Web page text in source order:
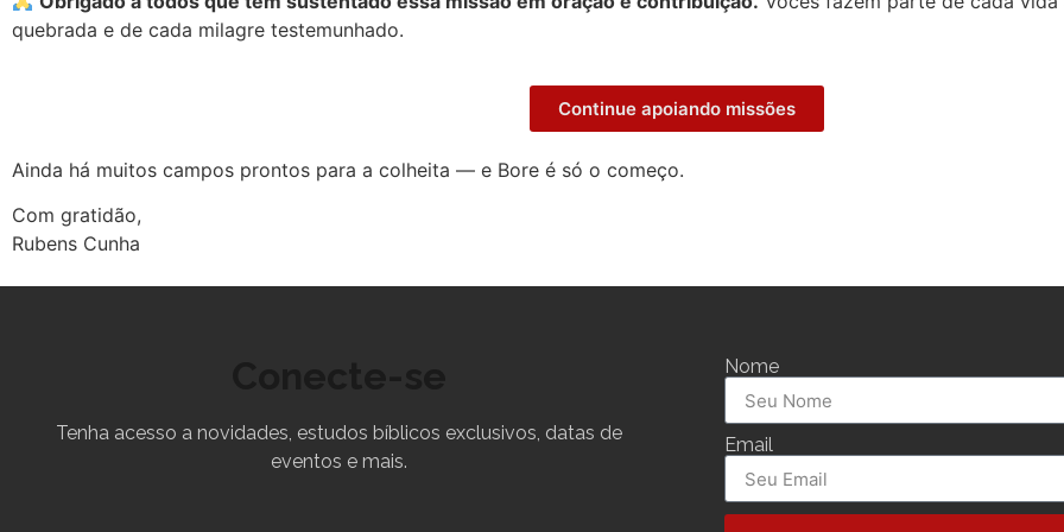
quebrada e de cada milagre testemunhado.
Continue apoiando missões
Ainda há muitos campos prontos para a colheita — e Bore é só o começo.
Com gratidão,
Rubens Cunha
Tenha acesso a novidades, estudos bíblicos exclusivos, datas de
eventos e mais.
Nome
Email